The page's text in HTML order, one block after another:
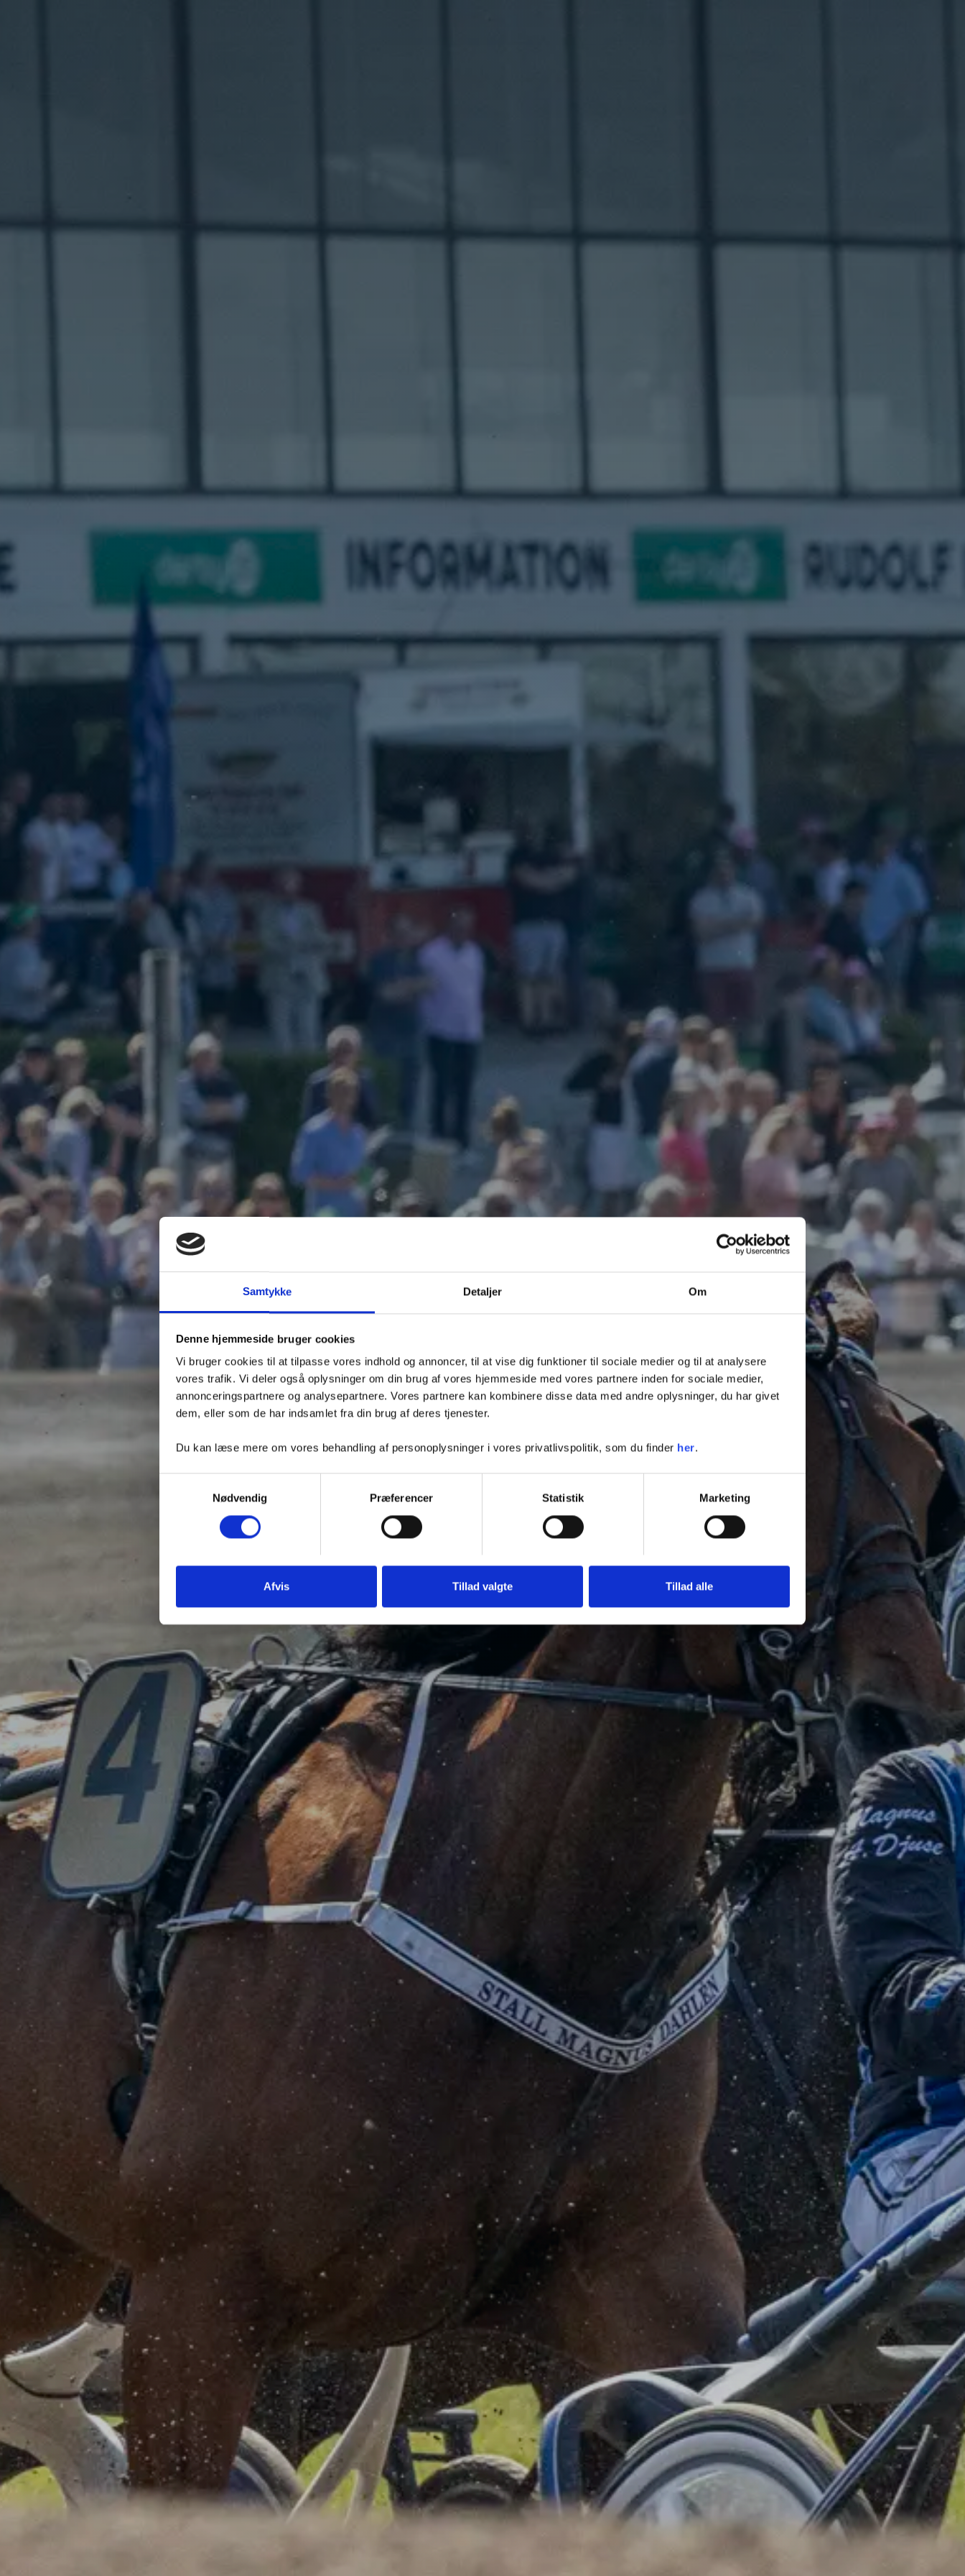
Samtykke Detaljer Om
Denne hjemmeside bruger cookies
Vi bruger cookies til at tilpasse vores indhold og annoncer, til at vise dig funktioner til sociale medier og til at analysere
vores trafik. Vi deler også oplysninger om din brug af vores hjemmeside med vores partnere inden for sociale medier,
annonceringspartnere og analysepartnere. Vores partnere kan kombinere disse data med andre oplysninger, du har givet
dem, eller som de har indsamlet fra din brug af deres tjenester.
Du kan læse mere om vores behandling af personoplysninger i vores privatlivspolitik, som du finder her.
Nødvendig
Præferencer Statistik Marketing
Afvis Tillad valgte Tillad alle
FØRSTE GANG PÅ
BANEN &
BILLETPRISER